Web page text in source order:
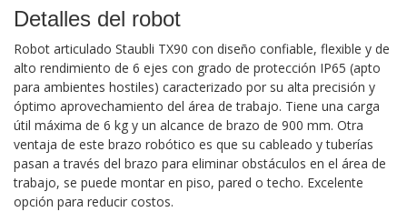
Detalles del robot
Robot articulado Staubli TX90 con diseño confiable, flexible y de
alto rendimiento de 6 ejes con grado de protección IP65 (apto
para ambientes hostiles) caracterizado por su alta precisión y
óptimo aprovechamiento del área de trabajo. Tiene una carga
útil máxima de 6 kg y un alcance de brazo de 900 mm. Otra
ventaja de este brazo robótico es que su cableado y tuberías
pasan a través del brazo para eliminar obstáculos en el área de
trabajo, se puede montar en piso, pared o techo. Excelente
opción para reducir costos.